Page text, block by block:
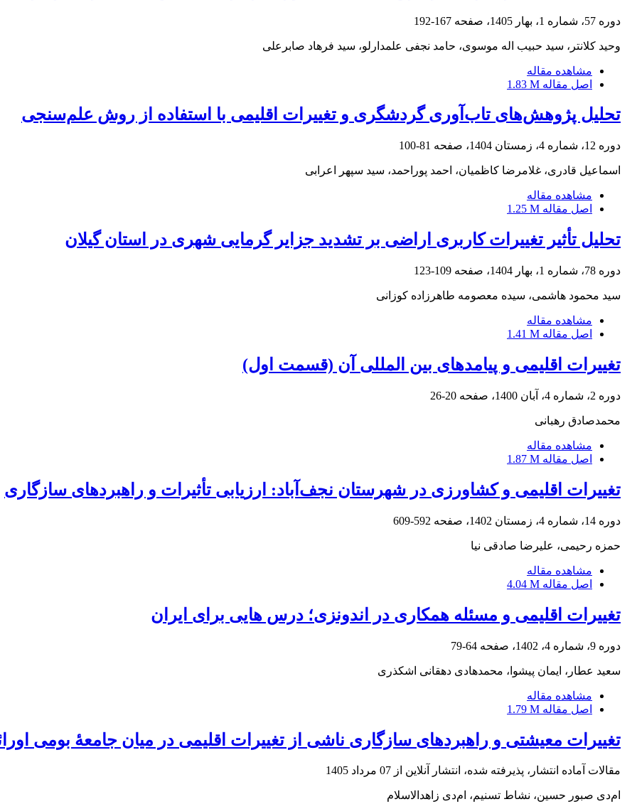
دوره 57، شماره 1، بهار 1405، صفحه 167-192
وحید کلانتر، سید حبیب اله موسوی، حامد نجفی علمدارلو، سید فرهاد صابرعلی
مشاهده مقاله
اصل مقاله 1.83 M
تحلیل پژوهش‌های تاب‌آوری گردشگری و تغییرات اقلیمی با استفاده از روش علم‌سنجی
دوره 12، شماره 4، زمستان 1404، صفحه 81-100
اسماعیل قادری، غلامرضا کاظمیان، احمد پوراحمد، سید سپهر اعرابی
مشاهده مقاله
اصل مقاله 1.25 M
تحلیل تأثیر تغییرات کاربری اراضی بر تشدید جزایر گرمایی شهری در استان گیلان
دوره 78، شماره 1، بهار 1404، صفحه 109-123
سید محمود هاشمی، سیده معصومه طاهرزاده کوزانی
مشاهده مقاله
اصل مقاله 1.41 M
تغییرات اقلیمی و پیامدهای بین المللی آن (قسمت اول)
دوره 2، شماره 4، آبان 1400، صفحه 20-26
محمدصادق رهبانی
مشاهده مقاله
اصل مقاله 1.87 M
تغییرات اقلیمی و کشاورزی در شهرستان نجف‌آباد: ارزیابی تأثیرات و راهبردهای سازگاری
دوره 14، شماره 4، زمستان 1402، صفحه 592-609
حمزه رحیمی، علیرضا صادقی نیا
مشاهده مقاله
اصل مقاله 4.04 M
تغییرات اقلیمی و مسئله همکاری در اندونزی؛ درس هایی برای ایران
دوره 9، شماره 4، 1402، صفحه 64-79
سعید عطار، ایمان پیشوا، محمدهادی دهقانی اشکذری
مشاهده مقاله
اصل مقاله 1.79 M
تغییرات معیشتی و راهبردهای سازگاری ناشی از تغییرات اقلیمی در میان جامعۀ بومی
مقالات آماده انتشار، پذیرفته شده، انتشار آنلاین از 07 مرداد 1405
ام‌دی صبور حسین، نشاط تسنیم، ام‌دی زاهدالاسلام